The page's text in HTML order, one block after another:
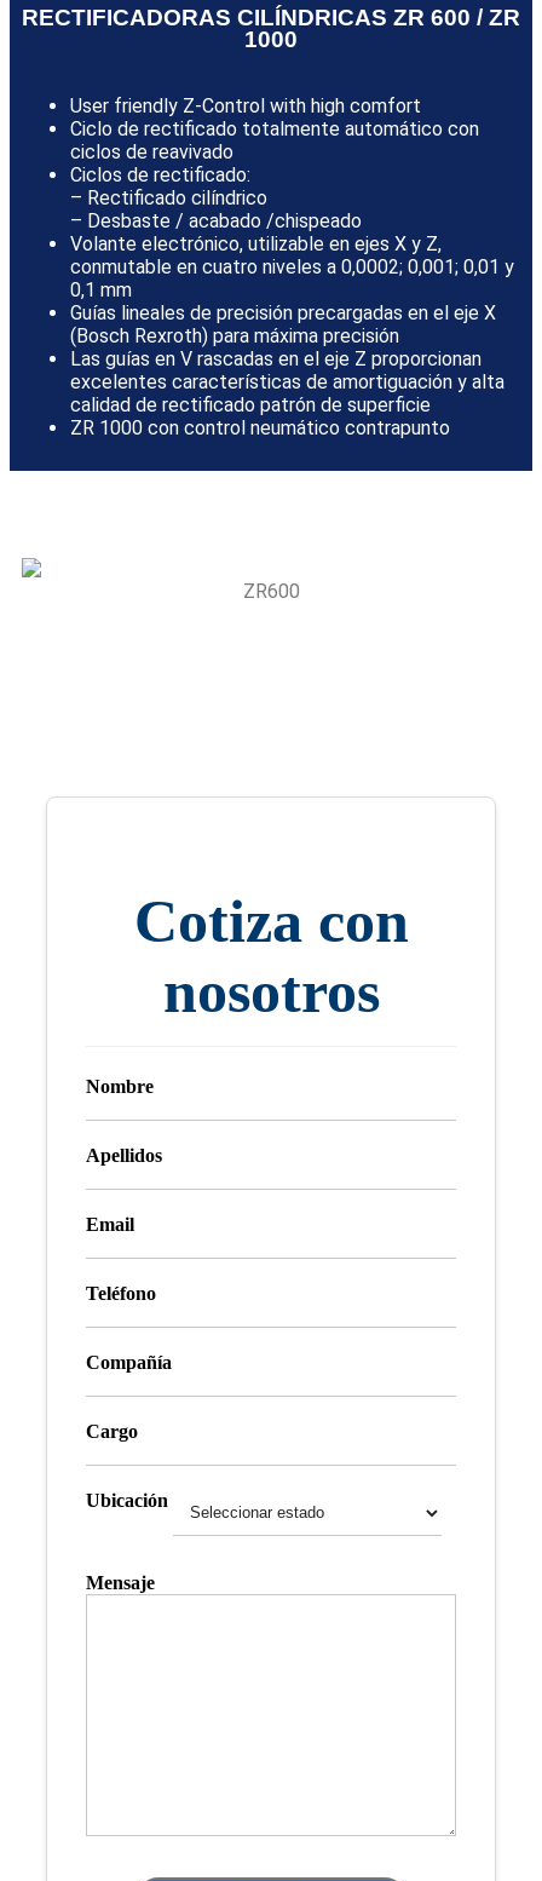
RECTIFICADORAS CILÍNDRICAS ZR 600 / ZR
1000
User friendly Z-Control with high comfort
Ciclo de rectificado totalmente automático con
ciclos de reavivado
Ciclos de rectificado:
– Rectificado cilíndrico
– Desbaste / acabado /chispeado
Volante electrónico, utilizable en ejes X y Z,
conmutable en cuatro niveles a 0,0002; 0,001; 0,01 y
0,1 mm
Guías lineales de precisión precargadas en el eje X
(Bosch Rexroth) para máxima precisión
Las guías en V rascadas en el eje Z proporcionan
excelentes características de amortiguación y alta
calidad de rectificado patrón de superficie
ZR 1000 con control neumático contrapunto
ZR600
Cotiza con
nosotros
Nombre
Apellidos
Email
Teléfono
Compañía
Cargo
Ubicación
Mensaje